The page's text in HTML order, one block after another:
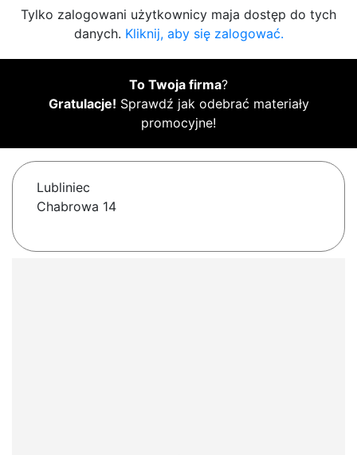
Tylko zalogowani użytkownicy maja dostęp do tych
danych. Kliknij, aby się zalogować.
To Twoja firma?
Gratulacje! Sprawdź jak odebrać materiały
promocyjne!
Lubliniec
Chabrowa 14